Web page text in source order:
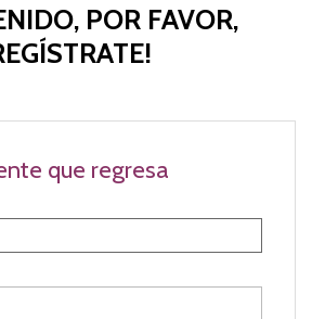
POR FAVOR,
que regresa